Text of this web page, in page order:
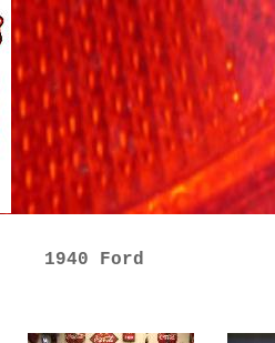
1940 Ford